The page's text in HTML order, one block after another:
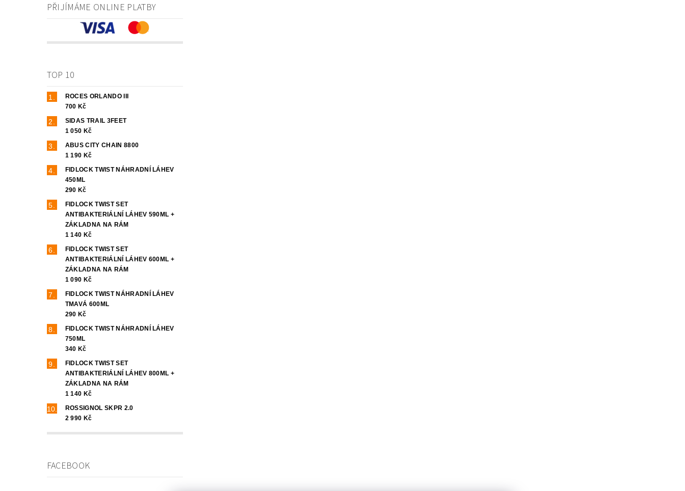
PŘIJÍMÁME ONLINE PLATBY
TOP 10
ROCES ORLANDO III
700 Kč
SIDAS TRAIL 3FEET
1 050 Kč
ABUS CITY CHAIN 8800
1 190 Kč
FIDLOCK TWIST NÁHRADNÍ LÁHEV
450ML
290 Kč
FIDLOCK TWIST SET
ANTIBAKTERIÁLNÍ LÁHEV 590ML +
ZÁKLADNA NA RÁM
1 140 Kč
FIDLOCK TWIST SET
ANTIBAKTERIÁLNÍ LÁHEV 600ML +
ZÁKLADNA NA RÁM
1 090 Kč
FIDLOCK TWIST NÁHRADNÍ LÁHEV
TMAVÁ 600ML
290 Kč
FIDLOCK TWIST NÁHRADNÍ LÁHEV
750ML
340 Kč
FIDLOCK TWIST SET
ANTIBAKTERIÁLNÍ LÁHEV 800ML +
ZÁKLADNA NA RÁM
1 140 Kč
ROSSIGNOL SKPR 2.0
2 990 Kč
FACEBOOK